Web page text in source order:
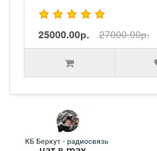
25000.00р. 27000.00р.